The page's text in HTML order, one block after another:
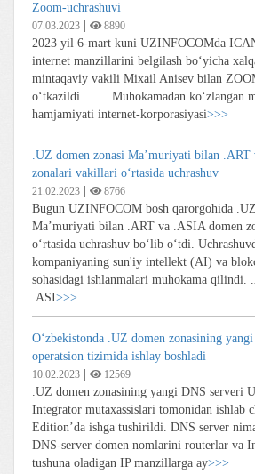
Zoom-uchrashuvi
07.03.2023 8890
2023 yil 6-mart kuni UZINFOCOMda
internet manzillarini belgilash bo‘yicha
mintaqaviy vakili Mixail Anisev bilan
o‘tkazildi. Muhokamadan ko‘zlangan
hamjamiyati internet-korporasiyasi>>>
.UZ domen zonasi Maʼmuriyati bilan
zonalari vakillari oʻrtasida uchrashuv
21.02.2023 8766
Bugun UZINFOCOM bosh qarorgohida
Maʼmuriyati bilan .ART va .ASIA domen
oʻrtasida uchrashuv boʻlib oʻtdi.
kompaniyaning sun'iy intellekt (AI) va
sohasidagi ishlanmalari muhokama qilindi.
.ASI>>>
O‘zbekistonda .UZ domen zonasining
operatsion tizimida ishlay boshladi
10.02.2023 12569
.UZ domen zonasining yangi DNS serveri
Integrator mutaxassislari tomonidan ishlab
Edition’da ishga tushirildi. DNS server
DNS-server domen nomlarini routerlar va
tushuna oladigan IP manzillarga ay>>>